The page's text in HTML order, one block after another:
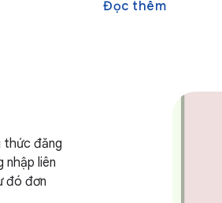
Đọc thêm
thức đăng
nhập liên
đó đơn